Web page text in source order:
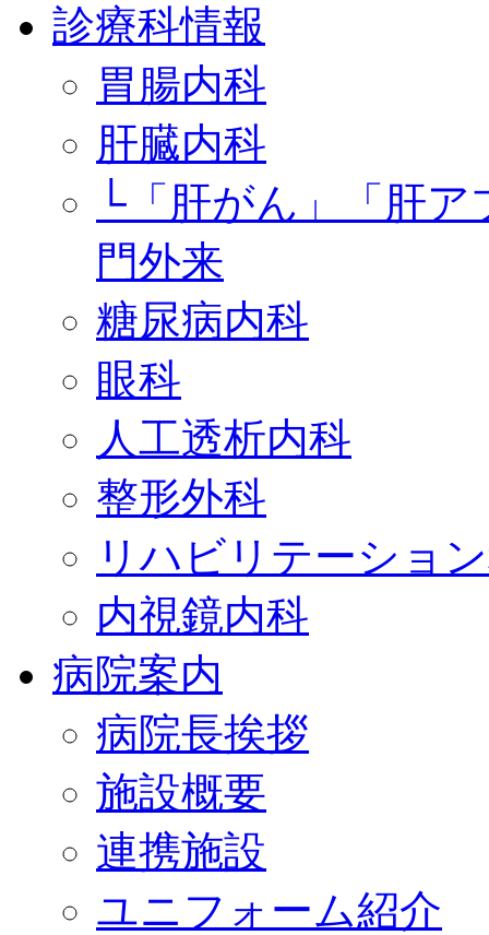
診療科情報
胃腸内科
肝臓内科
└「肝がん」「肝
門外来
糖尿病内科
眼科
人工透析内科
整形外科
リハビリテーショ
内視鏡内科
病院案内
病院長挨拶
施設概要
連携施設
ユニフォーム紹介